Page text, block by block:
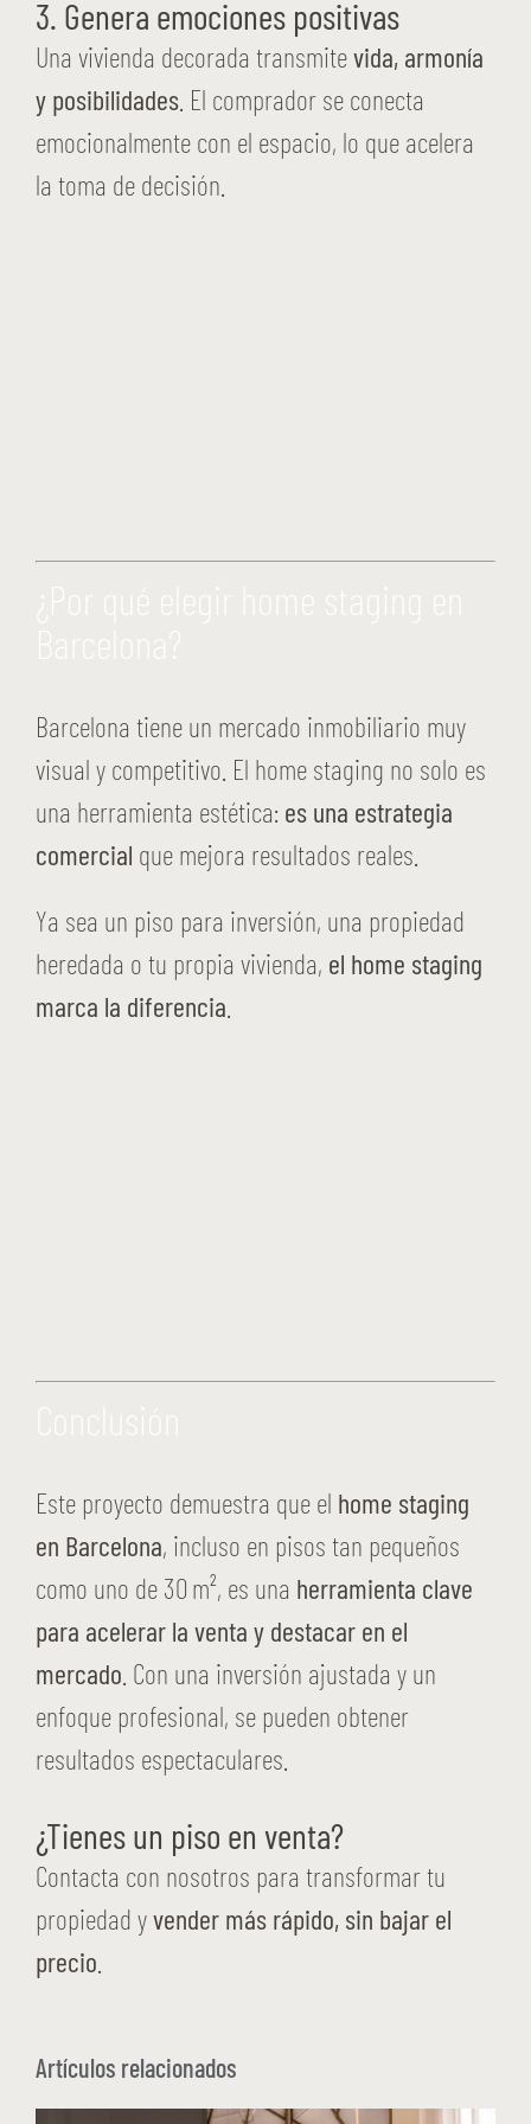
3. Genera emociones positivas
Una vivienda decorada transmitevida, armonía
y posibilidades . El comprador se conecta
emocionalmente con el espacio, lo que acelera
la toma de decisión.
Barcelona tiene un mercado inmobiliario muy
visual y competitivo. El home staging no solo es
una herramienta estética: es una estrategia
comercial que mejora resultados reales.
Ya sea un piso para inversión, una propiedad
heredada o tu propia vivienda, el home staging
marca la diferencia
Este proyecto demuestra que el home staging
en Barcelona, incluso en pisos tan pequeños
como uno de 30 m², es una herramienta clave
para acelerar la venta y destacar en el
mercado . Con una inversión ajustada y un
enfoque profesional, se pueden obtener
resultados espectaculares.
¿Tienes un piso en venta?
Contacta con nosotros para transformar tu
propiedad yvender más rápido, sin bajar el
precio
Artículos relacionados